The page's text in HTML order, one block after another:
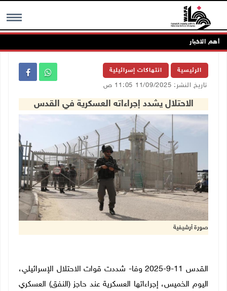
MENU أهم الاخبار
الرئيسية انتهاكات إسرائيلية
تاريخ النشر: 11/09/2025 11:05 ص
الاحتلال يشدد إجراءاته العسكرية في القدس
صورة أرشيفية
القدس 11-9-2025 وفا- شددت قوات الاحتلال الإسرائيلي،
اليوم الخميس، إجراءاتها العسكرية عند حاجز (النفق) العسكري